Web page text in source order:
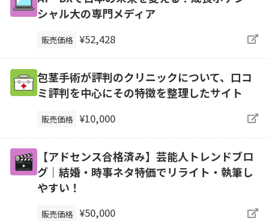
シャル大の専門メディア
販売価格 ¥52,428
包茎手術が評判のクリニックについて、口コ
ミ評判を中心にその特徴を整理したサイト
販売価格 ¥10,000
【アドセンス合格済み】芸能人トレンドブロ
グ｜結婚・時事ネタ特価でリライト・執筆し
やすい！
販売価格 ¥50,000